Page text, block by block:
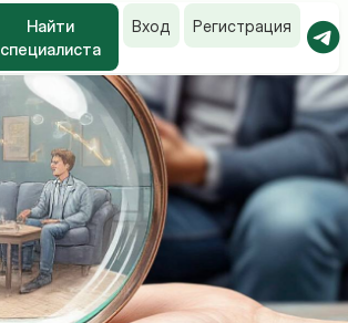
Найти
специалиста
Вход Регистрация